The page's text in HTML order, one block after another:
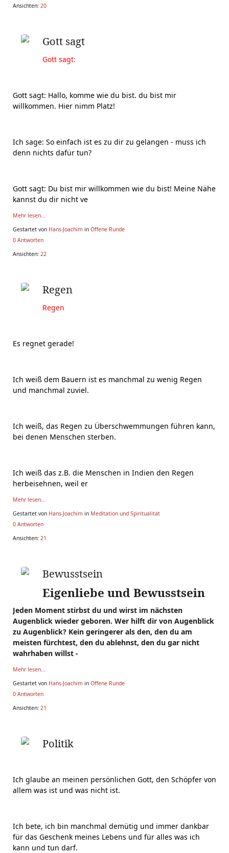
Ansichten: 20
Gott sagt
Gott sagt:
Gott sagt: Hallo, komme wie du bist. du bist mir
willkommen. Hier nimm Platz!
Ich sage: So einfach ist es zu dir zu gelangen - muss ich
denn nichts dafür tun?
Gott sagt: Du bist mir willkommen wie du bist! Meine Nähe
kannst du dir nicht ve
Mehr lesen...
Gestartet von Hans-Joachim in Offene Runde
0 Antworten
Ansichten: 22
Regen
Regen
Es regnet gerade!
Ich weiß dem Bauern ist es manchmal zu wenig Regen
und manchmal zuviel.
Ich weiß, das Regen zu Überschwemmungen führen kann,
bei denen Menschen sterben.
Ich weiß das z.B. die Menschen in Indien den Regen
herbeisehnen, weil er
Mehr lesen...
Gestartet von Hans-Joachim in Meditation und Spiritualität
0 Antworten
Ansichten: 21
Bewusstsein
Eigenliebe und Bewusstsein
Jeden Moment stirbst du und wirst im nächsten
Augenblick wieder geboren. Wer hilft dir von Augenblick
zu Augenblick? Kein geringerer als den, den du am
meisten fürchtest, den du ablehnst, den du gar nicht
wahrhaben willst -
Mehr lesen...
Gestartet von Hans-Joachim in Offene Runde
0 Antworten
Ansichten: 21
Politik
Ich glaube an meinen persönlichen Gott, den Schöpfer von
allem was ist und was nicht ist.
Ich bete, ich bin manchmal demütig und immer dankbar
für das Geschenk meines Lebens und für alles was ich
kann und tun darf.